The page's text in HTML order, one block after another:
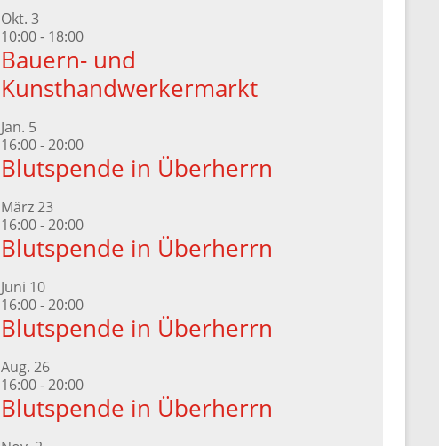
Okt. 3
10:00- 18:00
Bauern- und
Kunsthandwerkermarkt
Jan. 5
16:00-20:00
Blutspende in Überherrn
März23
16:00-20:00
Blutspende in Überherrn
Juni 10
16:00-20:00
Blutspende in Überherrn
Aug. 26
16:00-20:00
Blutspende in Überherrn